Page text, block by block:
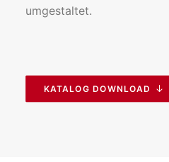
umgestaltet.
KATALOG DOWNLOAD